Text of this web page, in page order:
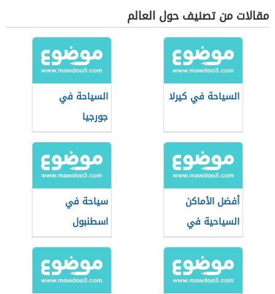
مقالات من تصنيف حول العالم
السياحة في كيرلا
السياحة في
جورجيا
أفضل الأماكن
السياحية في
بانكوك
سياحة في
اسطنبول